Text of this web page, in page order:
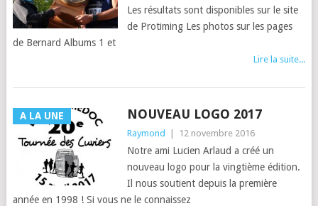
Les résultats sont disponibles sur le site
de Protiming Les photos sur les pages
de Bernard Albums 1 et
Lire la suite...
A LA UNE NOUVEAU LOGO 2017
Raymond 12 novembre 2016
Notre ami Lucien Arlaud a créé un
nouveau logo pour la vingtième édition.
Il nous soutient depuis la première
année en 1998 ! Si vous ne le connaissez